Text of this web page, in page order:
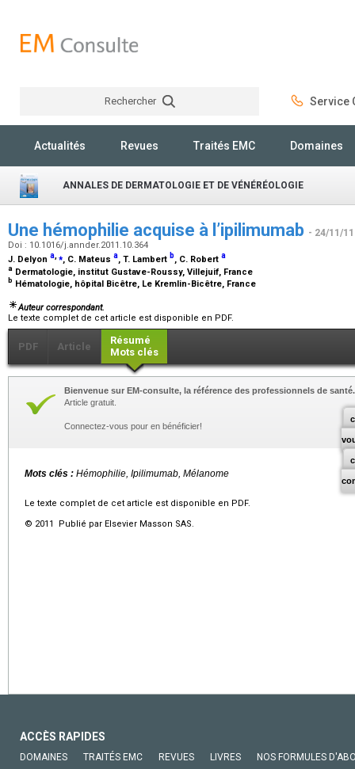
Rechercher Service
Actualités Revues Traités EMC Domaines
ANNALES DE DERMATOLOGIE ET DE VÉNÉRÉOLOGIE
Une hémophilie acquise à l’ipilimumab - 24/11/11
Doi : 10.1016/j.annder.2011.10.364
J. Delyon a ⁎, C. Mateus a, T. Lambert b, C. Robert a
a Dermatologie, institut Gustave-Roussy, Villejuif, France
b Hématologie, hôpital Bicêtre, Le Kremlin-Bicêtre, France
Auteur correspondant.
Le texte complet de cet article est disponible en PDF.
PDF Article
Résumé
Mots clés
Bienvenue sur EM-consulte, la référence des professionnels de santé.
Article gratuit.
Connectez-vous pour en bénéficier!
Mots clés : Hémophilie, Ipilimumab, Mélanome
Le texte complet de cet article est disponible en PDF.
© 2011 Publié par Elsevier Masson SAS.
ACCÈS RAPIDES
DOMAINES TRAITÉS EMC REVUES LIVRES NOS FORMULES